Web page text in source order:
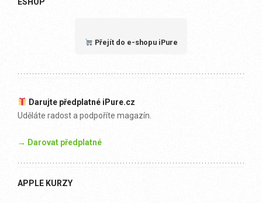
Přejít do e-shopu iPure
Darujte předplatné iPure.cz
Uděláte radost a podpoříte magazín.
→ Darovat předplatné
APPLE KURZY